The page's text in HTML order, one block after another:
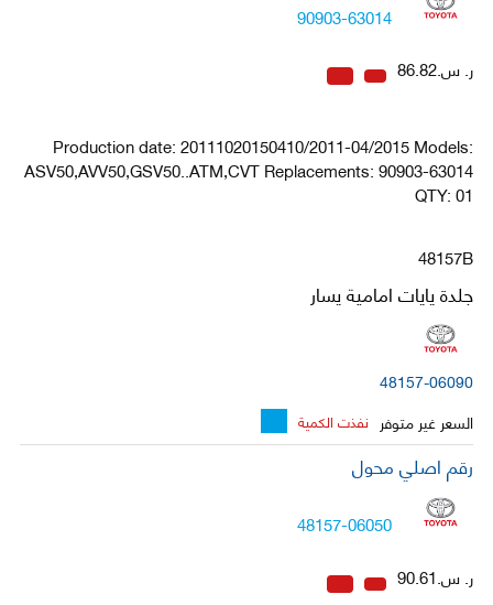
90903-63014
ر. س.86.82
Production date: 20111020150410/2011-04/2015 Models:
ASV50,AVV50,GSV50..ATM,CVT Replacements: 90903-63014
QTY: 01
48157B
جلدة يايات امامية يسار
48157-06090
السعر غير متوفر نفذت الكمية
رقم اصلي محول
48157-06050
ر. س.90.61